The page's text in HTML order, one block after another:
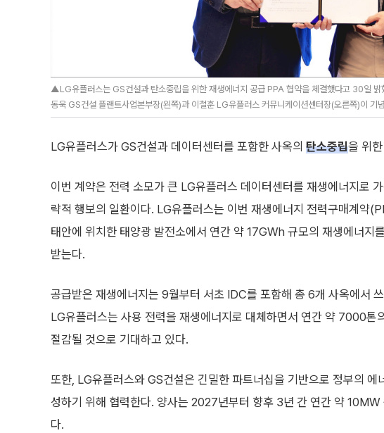
▲LG유플러스는 GS건설과 탄소중립을 위한 재생에너지 공급 PPA 협약을 체결했다고 30일 밝
동욱 GS건설 플랜트사업본부장(왼쪽)과 이철훈 LG유플러스 커뮤니케이션센터장(오른쪽)이 기
LG유플러스가 GS건설과 데이터센터를 포함한 사옥의 탄소중립을 위
이번 계약은 전력 소모가 큰 LG유플러스 데이터센터를 재생에너지로
략적 행보의 일환이다. LG유플러스는 이번 재생에너지 전력구매계약
태안에 위치한 태양광 발전소에서 연간 약 17GWh 규모의 재생에너지
받는다.
공급받은 재생에너지는 9월부터 서초 IDC를 포함해 총 6개 사옥에서
LG유플러스는 사용 전력을 재생에너지로 대체하면서 연간 약 7000톤
절감될 것으로 기대하고 있다.
또한, LG유플러스와 GS건설은 긴밀한 파트너십을 기반으로 정부의 에
성하기 위해 협력한다. 양사는 2027년부터 향후 3년 간 연간 약
다.